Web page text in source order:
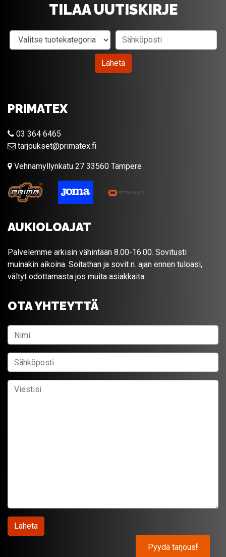
TILAA UUTISKIRJE
Valitse tuotekategoria
Lähetä
PRIMATEX
03 364 6465
tarjoukset@primatex.fi
Vehnämyllynkatu 27 33560 Tampere
AUKIOLOAJAT
Palvelemme arkisin vähintään 8.00-16.00. Sovitusti
muinakin aikoina. Soitathan ja sovit n. ajan ennen tuloasi,
vältyt odottamasta jos muita asiakkaita.
OTA YHTEYTTÄ
Pyydä tarjous!